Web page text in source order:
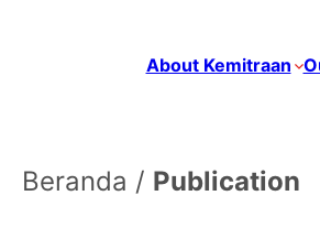
About Kemitraan
Beranda / Publication